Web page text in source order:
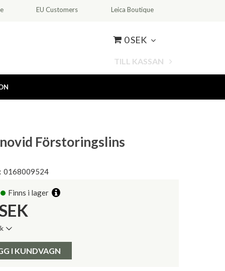
EU Customers Leica Boutique
0 SEK
TILL KASSAN
Förstoringslins
0168009524
Finns i lager
Pris:
I KUNDVAGN